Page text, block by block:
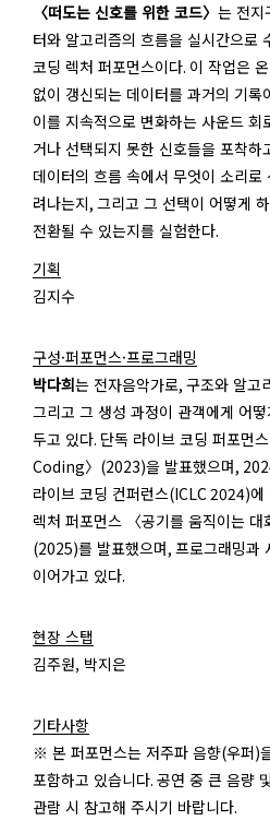
〈떠도는 신호를 위한 코드〉 는 전지
터와 알고리즘의 흐름을 실시간으로
코딩 렉처 퍼포먼스이다. 이 작업은
없이 갱신되는 데이터를 과거의 기
이를 지속적으로 변화하는 사운드 회
거나 선택되지 못한 신호들을 포착하
데이터의 흐름 속에서 무엇이 소리로
려나는지, 그리고 그 선택이 어떻게
전환될 수 있는지를 실험한다.
기획
김지수
구성·퍼포먼스·프로그래밍
박다희는 전자음악가로, 구조와 알고
그리고 그 생성 과정이 관객에게 어
두고 있다. 단독 라이브 코딩 퍼포먼
Coding〉 (2023)을 발표했으며,
라이브 코딩 컨퍼런스(ICLC 2024)에
렉처 퍼포먼스 〈공기를 움직이는 대
(2025)를 발표했으며, 프로그래밍과
이어가고 있다.
현장 스탭
김주원, 박지은
기타사항
※ 본 퍼포먼스는 저주파 음향(우퍼)
포함하고 있습니다. 공연 중 큰 음량
관람 시 참고해 주시기 바랍니다.